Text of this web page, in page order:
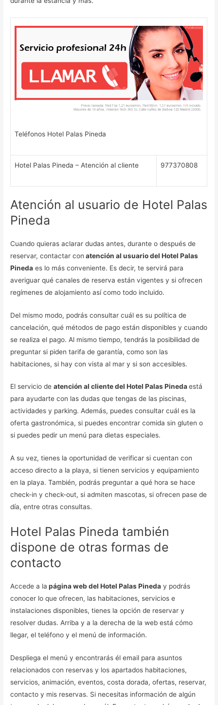
Teléfonos Hotel Palas Pineda
Hotel Palas Pineda – Atención al cliente 977370808
Atención al usuario de Hotel Palas
Pineda
Cuando quieras aclarar dudas antes, durante o después de
reservar, contactar con atención al usuario del Hotel Palas
Pineda es lo más conveniente. Es decir, te servirá para
averiguar qué canales de reserva están vigentes y si ofrecen
regímenes de alojamiento así como todo incluido.
Del mismo modo, podrás consultar cuál es su política de
cancelación, qué métodos de pago están disponibles y cuando
se realiza el pago. Al mismo tiempo, tendrás la posibilidad de
preguntar si piden tarifa de garantía, como son las
habitaciones, si hay con vista al mar y si son accesibles.
El servicio deatención al cliente del Hotel Palas Pinedaestá
para ayudarte con las dudas que tengas de las piscinas,
actividades y parking. Además, puedes consultar cuál es la
oferta gastronómica, si puedes encontrar comida sin gluten o
si puedes pedir un menú para dietas especiales.
A su vez, tienes la oportunidad de verificar si cuentan con
acceso directo a la playa, si tienen servicios y equipamiento
en la playa. También, podrás preguntar a qué hora se hace
check-in y check-out, si admiten mascotas, si ofrecen pase de
día, entre otras consultas.
Hotel Palas Pineda también
dispone de otras formas de
contacto
Accede a la página web del Hotel Palas Pineda y podrás
conocer lo que ofrecen, las habitaciones, servicios e
instalaciones disponibles, tienes la opción de reservar y
resolver dudas. Arriba y a la derecha de la web está cómo
llegar, el teléfono y el menú de información.
Despliega el menú y encontrarás él email para asuntos
relacionados con reservas y los apartados habitaciones,
servicios, animación, eventos, costa dorada, ofertas, reservar,
contacto y mis reservas. Si necesitas información de algún